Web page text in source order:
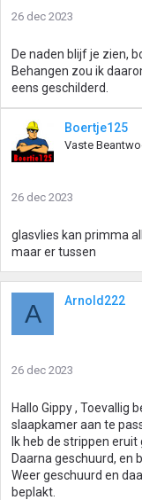
26 dec 2023
De naden blijf je zien,
Behangen zou ik
eens geschilderd.
Boertje125
Vaste
26 dec 2023
glasvlies kan primma
maar er tussen
A Arnold222
26 dec 2023
Hallo Gippy , Toevallig
slaapkamer aan te
Ik heb de strippen
Daarna geschuurd, en
Weer geschuurd en
beplakt.